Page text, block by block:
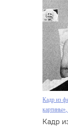
Кадр из
Кадр